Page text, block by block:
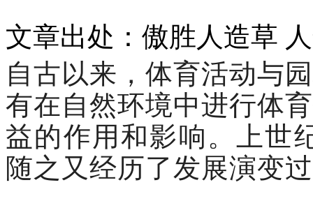
文章出处：傲胜人造草
自古以来，体育活动与
有在自然环境中进行体
益的作用和影响。上世
随之又经历了发展演变